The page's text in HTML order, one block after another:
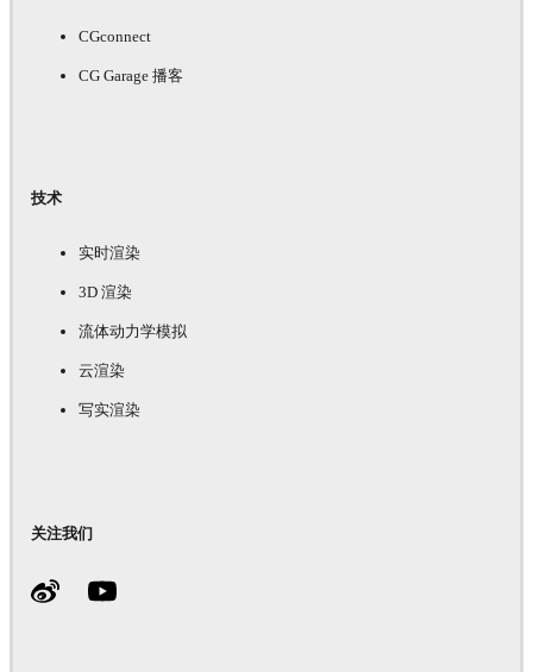
CGconnect
CG Garage 播客
技术
实时渲染
3D 渲染
流体动力学模拟
云渲染
写实渲染
关注我们